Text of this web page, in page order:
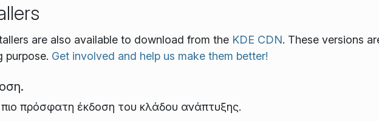
are also available to download from the KDE CDN. These versions
purpose. Get involved and help us make them better!
πρόσφατη έκδοση του κλάδου ανάπτυξης.